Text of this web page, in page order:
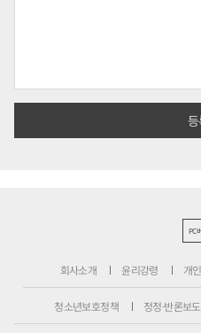
PC
회사소개 윤리강령 개
청소년보호정책 정정·반론보도